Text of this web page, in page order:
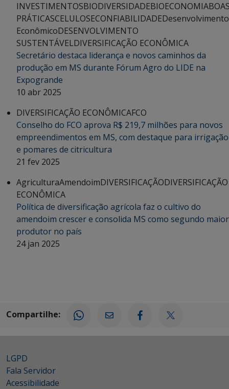
INVESTIMENTOSBIODIVERSIDADEBIOECONOMIA
PRÁTICASCELULOSECONFIABILIDADEDesenvolvimento
EconômicoDESENVOLVIMENTO
SUSTENTÁVELDIVERSIFICAÇÃO ECONÔMICA
Secretário destaca liderança e novos caminhos da
produção em MS durante Fórum Agro do LIDE na
Expogrande
10 abr 2025
DIVERSIFICAÇÃO ECONÔMICAFCO
Conselho do FCO aprova R$ 219,7 milhões para novos
empreendimentos em MS, com destaque para irrigação
e pomares de citricultura
21 fev 2025
AgriculturaAmendoimDIVERSIFICAÇÃODIVERSIFICAÇÃO
ECONÔMICA
Política de diversificação agrícola faz o cultivo do
amendoim crescer e consolida MS como segundo maior
produtor no país
24 jan 2025
Compartilhe:
LGPD
Fala Servidor
Acessibilidade